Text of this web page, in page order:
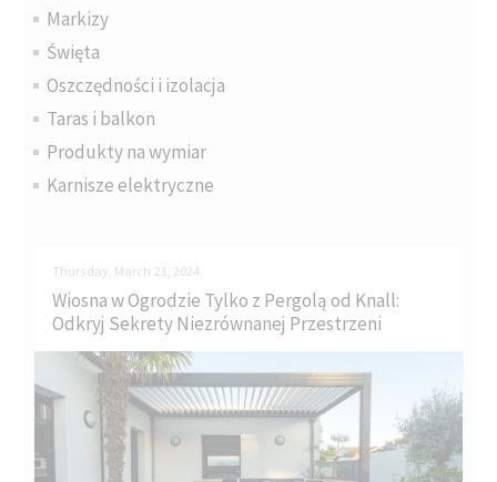
Markizy
Święta
Oszczędności i izolacja
Taras i balkon
Produkty na wymiar
Karnisze elektryczne
Thursday, March 21, 2024
Wiosna w Ogrodzie Tylko z Pergolą od Knall:
Odkryj Sekrety Niezrównanej Przestrzeni